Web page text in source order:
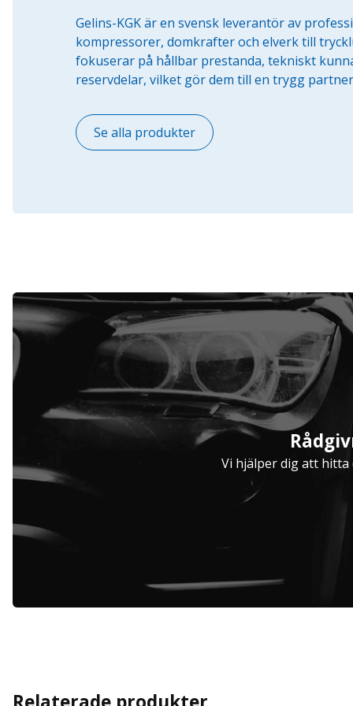
Gelins-KGK är en svensk leverantör av
kompressorer, domkrafter och elverk till
fokuserar på hållbar prestanda, tekniskt
reservdelar, vilket gör dem till en trygg
Se alla produkter
Vi hjälper dig att
Serviceavtal
Hjulinställare